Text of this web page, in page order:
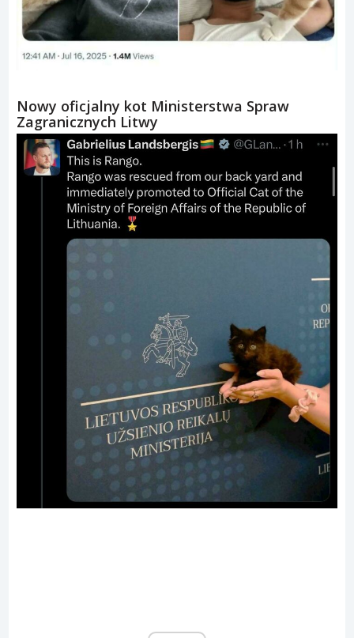
Nowy oficjalny kot Ministerstwa Spraw
Zagranicznych Litwy